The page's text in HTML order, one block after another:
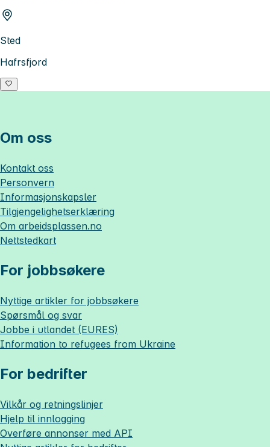
Sted
Hafrsfjord
Om oss
Kontakt oss
Personvern
Informasjonskapsler
Tilgjengelighetserklæring
Om arbeidsplassen.no
Nettstedkart
For jobbsøkere
Nyttige artikler for jobbsøkere
Spørsmål og svar
Jobbe i utlandet (EURES)
Information to refugees from Ukraine
For bedrifter
Vilkår og retningslinjer
Hjelp til innlogging
Overføre annonser med API